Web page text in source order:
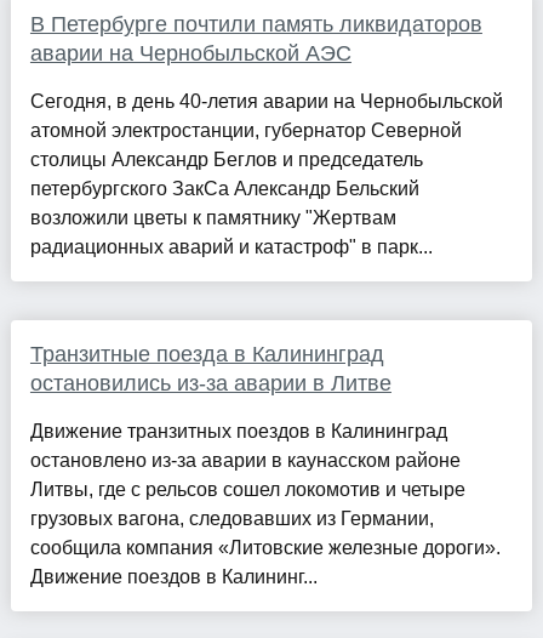
В Петербурге почтили память ликвидаторов
аварии на Чернобыльской АЭС
Сегодня, в день 40-летия аварии на Чернобыльской
атомной электростанции, губернатор Северной
столицы Александр Беглов и председатель
петербургского ЗакСа Александр Бельский
возложили цветы к памятнику "Жертвам
радиационных аварий и катастроф" в парк...
Транзитные поезда в Калининград
остановились из-за аварии в Литве
Движение транзитных поездов в Калининград
остановлено из-за аварии в каунасском районе
Литвы, где с рельсов сошел локомотив и четыре
грузовых вагона, следовавших из Германии,
сообщила компания «Литовские железные дороги».
Движение поездов в Калининг...